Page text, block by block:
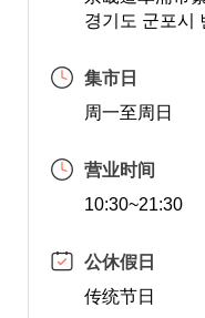
경기도 군포시
集市日
周一至周日
营业时间
10:30~21:30
公休假日
传统节日